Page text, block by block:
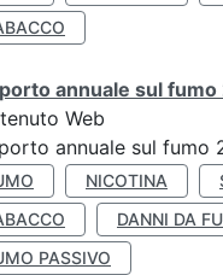
annuale sul
Web
annuale sul fumo
NICOTINA
DANNI DA
PASSIVO